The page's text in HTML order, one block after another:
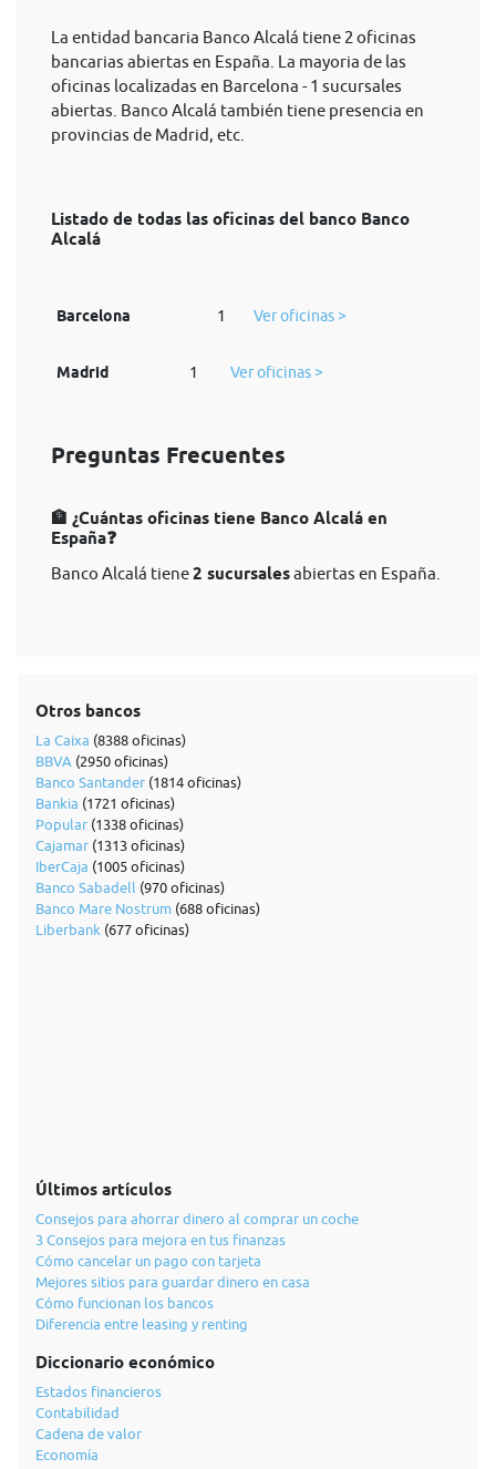
La entidad bancaria Banco Alcalá tiene 2 oficinas
bancarias abiertas en España. La mayoria de las
oficinas localizadas en Barcelona - 1 sucursales
abiertas. Banco Alcalá también tiene presencia en
provincias de Madrid, etc.
Listado de todas las oficinas del banco Banco
Alcalá
Barcelona 1 Ver oficinas >
Madrid 1 Ver oficinas >
Preguntas Frecuentes
🏦 ¿Cuántas oficinas tiene Banco Alcalá en
España❓
Banco Alcalá tiene2 sucursalesabiertas en España.
Otros bancos
La Caixa (8388 oficinas)
BBVA (2950 oficinas)
Banco Santander (1814 oficinas)
Bankia (1721 oficinas)
Popular (1338 oficinas)
Cajamar (1313 oficinas)
IberCaja (1005 oficinas)
Banco Sabadell (970 oficinas)
Banco Mare Nostrum (688 oficinas)
Liberbank (677 oficinas)
Últimos artículos
Consejos para ahorrar dinero al comprar un coche
3 Consejos para mejora en tus finanzas
Cómo cancelar un pago con tarjeta
Mejores sitios para guardar dinero en casa
Cómo funcionan los bancos
Diferencia entre leasing y renting
Diccionario económico
Estados financieros
Contabilidad
Cadena de valor
Economía